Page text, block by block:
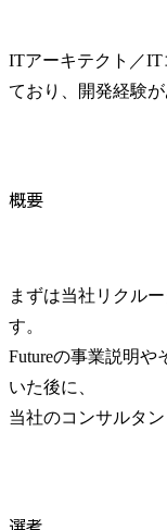
ITアーキテクト／
ており、開発経験
概要
まずは当社リクル
す。
Futureの事業説明
いた後に、
当社のコンサルタ